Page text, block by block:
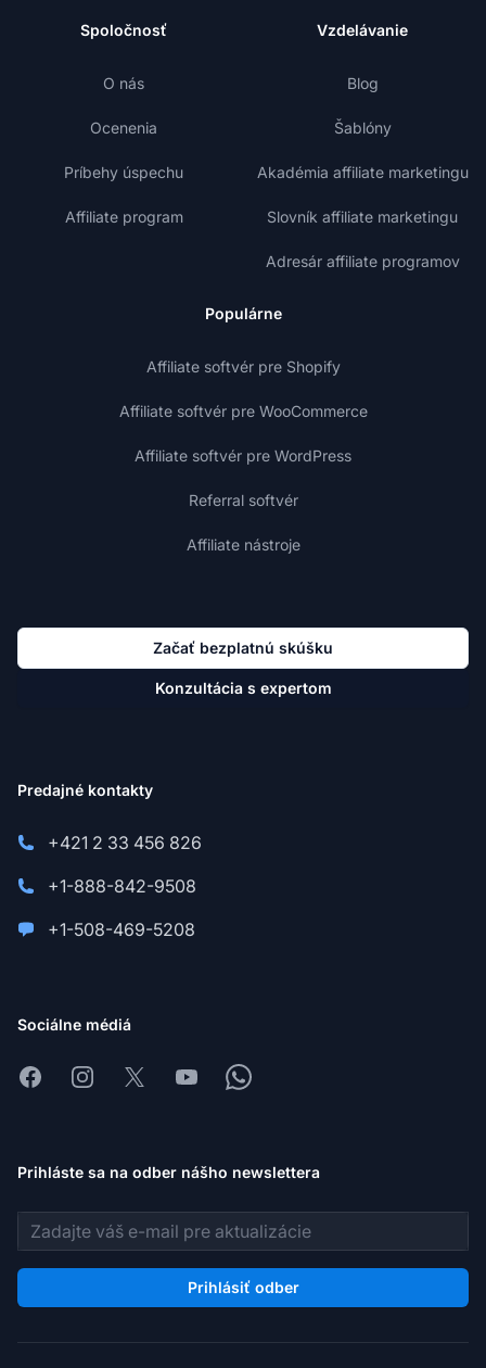
Spoločnosť
O nás
Ocenenia
Príbehy úspechu
Affiliate program
Vzdelávanie
Blog
Šablóny
Akadémia affiliate marketingu
Slovník affiliate marketingu
Adresár affiliate programov
Populárne
Affiliate softvér pre Shopify
Affiliate softvér pre WooCommerce
Affiliate softvér pre WordPress
Referral softvér
Affiliate nástroje
Začať bezplatnú skúšku
Konzultácia s expertom
Predajné kontakty
+421 2 33 456 826
+1-888-842-9508
+1-508-469-5208
Sociálne médiá
FacebookInstagram
X YoutubeWhatsapp
Prihláste sa na odber nášho newslettera
E-mailová adresa
Prihlásiť odber